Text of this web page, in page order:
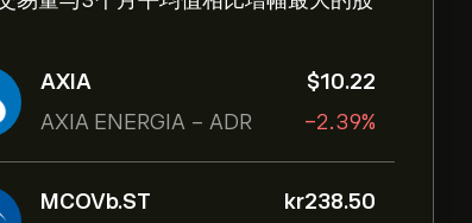
AXIA
AXIA ENERGIA - ADR
‎$‎10.22
-2.39%
MCOVb.ST
‎kr‎238.50